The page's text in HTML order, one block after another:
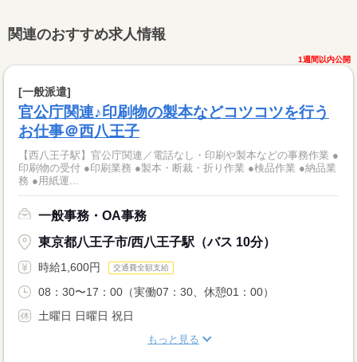
関連のおすすめ求人情報
1週間以内公開
[一般派遣]
官公庁関連♪印刷物の製本などコツコツを行う
お仕事＠西八王子
【西八王子駅】官公庁関連／電話なし・印刷や製本などの事務作業 ●
印刷物の受付 ●印刷業務 ●製本・断裁・折り作業 ●検品作業 ●納品業
務 ●用紙運...
一般事務・OA事務
東京都八王子市/西八王子駅（バス 10分）
時給1,600円 交通費全額支給
08：30〜17：00（実働07：30、休憩01：00）
土曜日 日曜日 祝日
もっと見る